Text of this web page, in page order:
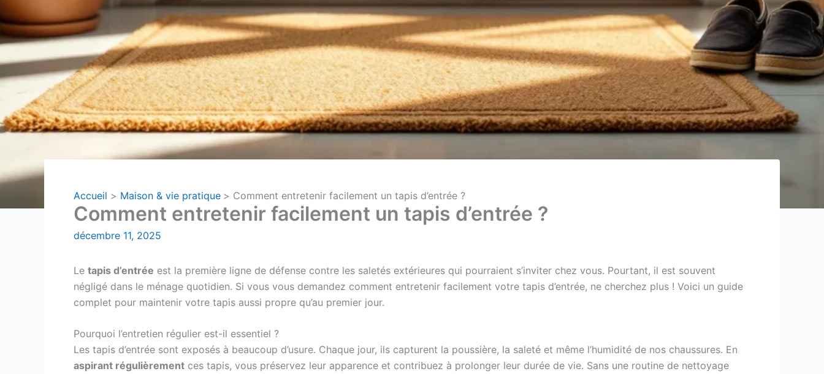
Accueil Maison & vie pratique Comment entretenir facilement un tapis d’entrée ?
Comment entretenir facilement un tapis d’entrée ?
décembre 11, 2025
Le tapis d’entrée est la première ligne de défense contre les saletés extérieures qui pourraient s’inviter chez vous. Pourtant, il est souvent
négligé dans le ménage quotidien. Si vous vous demandez comment entretenir facilement votre tapis d’entrée, ne cherchez plus ! Voici un guide
complet pour maintenir votre tapis aussi propre qu’au premier jour.
Pourquoi l’entretien régulier est-il essentiel ?
Les tapis d’entrée sont exposés à beaucoup d’usure. Chaque jour, ils capturent la poussière, la saleté et même l’humidité de nos chaussures. En
aspirant régulièrement ces tapis, vous préservez leur apparence et contribuez à prolonger leur durée de vie. Sans une routine de nettoyage